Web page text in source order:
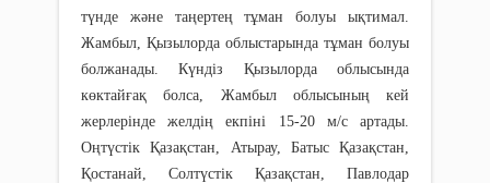
түнде және таңертең тұман болуы ықтимал.
Жамбыл, Қызылорда облыстарында тұман болуы
болжанады. Күндіз Қызылорда облысында
көктайғақ болса, Жамбыл облысының кей
жерлерінде желдің екпіні 15-20 м/с артады.
Оңтүстік Қазақстан, Атырау, Батыс Қазақстан,
Қостанай, Солтүстік Қазақстан, Павлодар